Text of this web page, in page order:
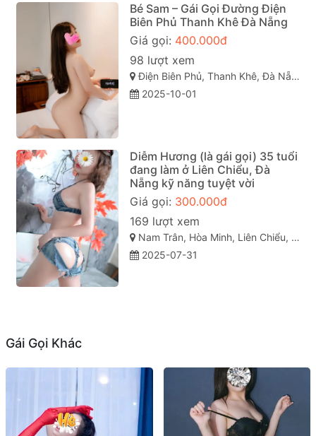
Bé Sam – Gái Gọi Đường Điện
Biên Phủ Thanh Khê Đà Nẵng
Giá gọi: 400.000đ
98 lượt xem
Điện Biên Phủ, Thanh Khê, Đà Nẵng
2025-10-01
Diễm Hương (là gái gọi) 35 tuổi
đang làm ở Liên Chiểu, Đà
Nẵng kỹ năng tuyệt vời
Giá gọi: 300.000đ
169 lượt xem
Nam Trân, Hòa Minh, Liên Chiểu, Đà Nẵng
2025-07-31
Gái Gọi Khác